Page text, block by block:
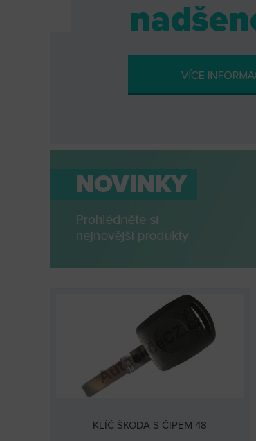
KLÍČ ŠKODA S ČIPEM 48